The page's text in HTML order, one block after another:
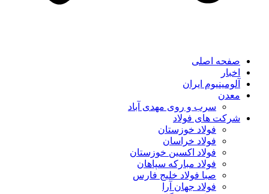
صفحه اصلی
اخبار
آلومینیوم ایران
معدن
سرب و روی مهدی آباد
شرکت های فولاد
فولاد خوزستان
فولاد خراسان
فولاد اکسین خوزستان
فولاد مبارکه سپاهان
صبا فولاد خلیج فارس
فولاد جهان آرا